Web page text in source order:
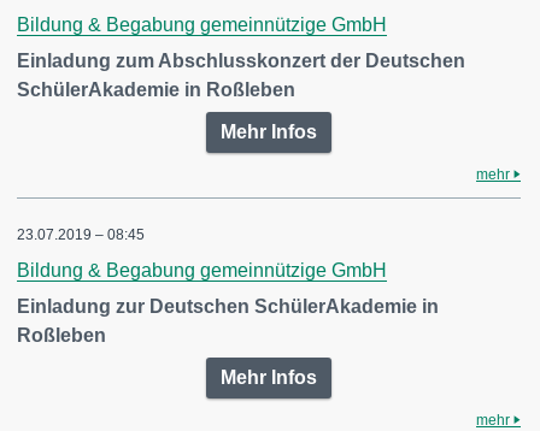
Bildung & Begabung gemeinnützige GmbH
Einladung zum Abschlusskonzert der Deutschen
SchülerAkademie in Roßleben
Mehr Infos
mehr
23.07.2019 – 08:45
Bildung & Begabung gemeinnützige GmbH
Einladung zur Deutschen SchülerAkademie in
Roßleben
Mehr Infos
mehr